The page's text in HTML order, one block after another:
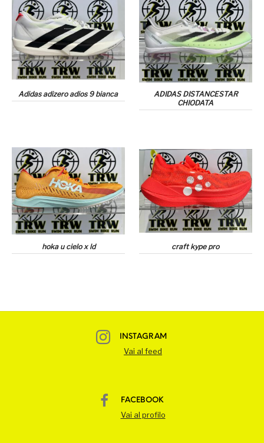
Adidas adizero adios 9 bianca
ADIDAS DISTANCESTAR
CHIODATA
hoka u cielo x ld craft kype pro
INSTAGRAM
Vai al feed
FACEBOOK
Vai al profilo